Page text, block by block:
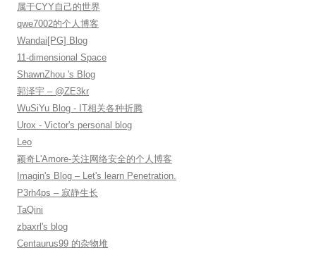
属于CYY自己的世界
qwe7002的个人博客
Wandai[PG] Blog
11-dimensional Space
ShawnZhou 's Blog
郭泽宇 – @ZE3kr
WuSiYu Blog - IT相关各种折腾
Urox - Victor's personal blog
Leo
颖奇L'Amore-关注网络安全的个人博客
Imagin's Blog – Let's learn Penetration.
P3rh4ps – 寂静生长
TaQini
zbaxrl's blog
Centaurus99 的杂物堆